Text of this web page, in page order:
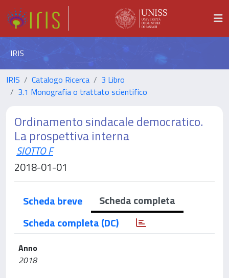
IRIS
IRIS Catalogo Ricerca
3 Libro
3.1 Monografia o trattato scientifico
Ordinamento sindacale democratico.
La prospettiva interna
SIOTTO F
2018-01-01
Scheda breve
Scheda completa
Scheda completa (DC)
Anno
2018